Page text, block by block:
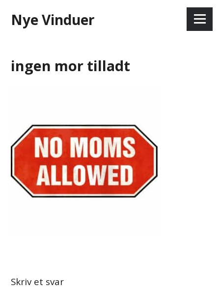
content
Nye Vinduer Menu
ingen mor tilladt
Skriv et svar